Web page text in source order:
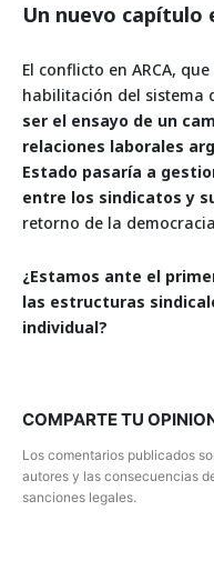
Un nuevo capítulo
El conflicto en ARCA,
habilitación del sistema
ser el ensayo de un
relaciones laborales
Estado pasaría a
entre los sindicatos y
retorno de la
¿Estamos ante el
las estructuras
individual?
COMPARTE TU
Los comentarios publicados
autores y las consecuencias
sanciones legales.